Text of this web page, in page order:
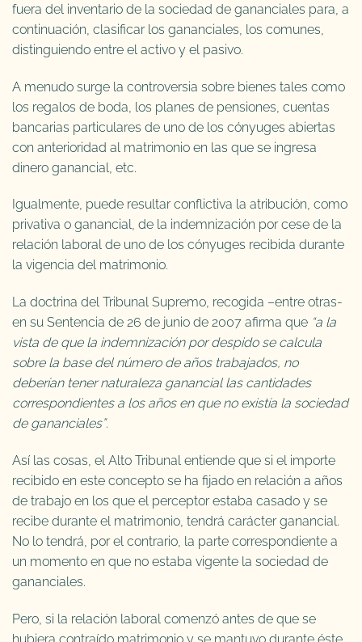
fuera del inventario de la sociedad de gananciales para, a
continuación, clasificar los gananciales, los comunes,
distinguiendo entre el activo y el pasivo.
A menudo surge la controversia sobre bienes tales como
los regalos de boda, los planes de pensiones, cuentas
bancarias particulares de uno de los cónyuges abiertas
con anterioridad al matrimonio en las que se ingresa
dinero ganancial, etc.
Igualmente, puede resultar conflictiva la atribución, como
privativa o ganancial, de la indemnización por cese de la
relación laboral de uno de los cónyuges recibida durante
la vigencia del matrimonio.
La doctrina del Tribunal Supremo, recogida –entre otras-
en su Sentencia de 26 de junio de 2007 afirma que “a la
vista de que la indemnización por despido se calcula
sobre la base del número de años trabajados, no
deberían tener naturaleza ganancial las cantidades
correspondientes a los años en que no existía la sociedad
de gananciales”.
Así las cosas, el Alto Tribunal entiende que si el importe
recibido en este concepto se ha fijado en relación a años
de trabajo en los que el perceptor estaba casado y se
recibe durante el matrimonio, tendrá carácter ganancial.
No lo tendrá, por el contrario, la parte correspondiente a
un momento en que no estaba vigente la sociedad de
gananciales.
Pero, si la relación laboral comenzó antes de que se